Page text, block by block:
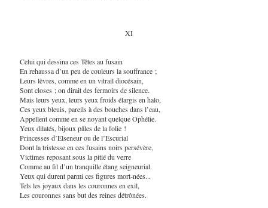
XI
Celui qui dessina ces Têtes au fusain
En rehaussa d’un peu de couleurs la souffrance ;
Leurs lèvres, comme en un vitrail diocésain,
Sont closes ; on dirait des fermoirs de silence.
Mais leurs yeux, leurs yeux froids élargis en halo,
Ces yeux bleuis, pareils à des bouches dans l’eau,
Appellent comme en se noyant quelque Ophélie.
Yeux dilatés, bijoux pâles de la folie !
Princesses d’Elseneur ou de l’Escurial
Dont la tristesse en ces fusains noirs persévère,
Victimes reposant sous la pitié du verre
Comme au fil d’un tranquille étang seigneurial.
Yeux qui durent parmi ces figures mort-nées...
Tels les joyaux dans les couronnes en exil,
Les couronnes sans but des reines détrônées.